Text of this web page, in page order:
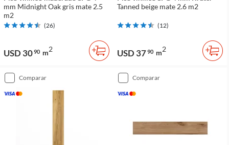
mm Midnight Oak gris mate 2.5
m2
(26)
USD 3090 m2
Tanned beige mate 2.6 m2
(12)
USD 3790 m2
comparar comparar